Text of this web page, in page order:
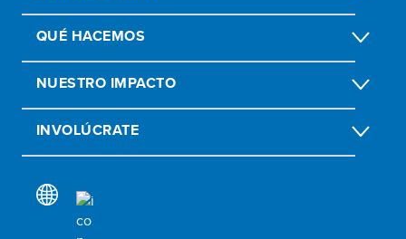
QUÉ HACEMOS
NUESTRO IMPACTO
INVOLÚCRATE